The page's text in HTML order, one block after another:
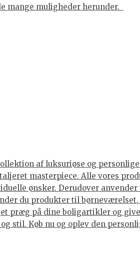
mange muligheder herunder.
af luksuriøse og
masterpiece. Alle vores
ønsker. Derudover
du produkter til
præg på dine boligartikler og
stil. Køb nu og oplev den